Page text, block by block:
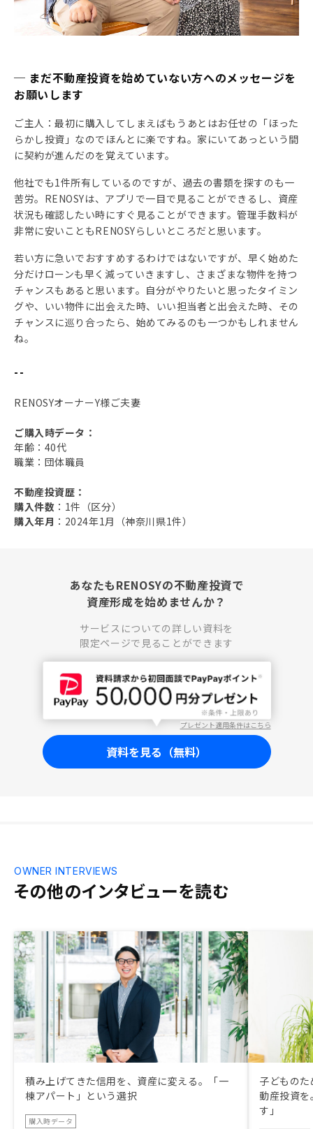
─ まだ不動産投資を始めていない方へのメッセージを
お願いします
ご主人：最初に購入してしまえばもうあとはお任せの「ほった
らかし投資」なのでほんとに楽ですね。家にいてあっという間
に契約が進んだのを覚えています。
他社でも1件所有しているのですが、過去の書類を探すのも一
苦労。RENOSYは、アプリで一目で見ることができるし、資産
状況も確認したい時にすぐ見ることができます。管理手数料が
非常に安いこともRENOSYらしいところだと思います。
若い方に急いでおすすめするわけではないですが、早く始めた
分だけローンも早く減っていきますし、さまざまな物件を持つ
チャンスもあると思います。自分がやりたいと思ったタイミン
グや、いい物件に出会えた時、いい担当者と出会えた時、その
チャンスに巡り合ったら、始めてみるのも一つかもしれません
ね。
--
RENOSYオーナーY様ご夫妻
ご購入時データ：
年齢：40代
職業：団体職員
不動産投資歴：
購入件数 ：1件（区分）
購入年月 ：2024年1月（神奈川県1件）
あなたもRENOSYの不動産投資で
資産形成を始めませんか？
サービスについての詳しい資料を
限定ページで見ることができます
プレゼント適用条件はこちら
資料を見る（無料）
その他のインタビューを読む
OWNER INTERVIEWS
積み上げてきた信用を、資産に変える。「一
棟アパート」という選択
購入時データ
子どもの
動産投資
す」